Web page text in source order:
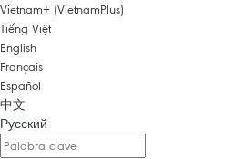
Vietnam+ (VietnamPlus)
Tiếng Việt
English
Français
Español
中文
Русский